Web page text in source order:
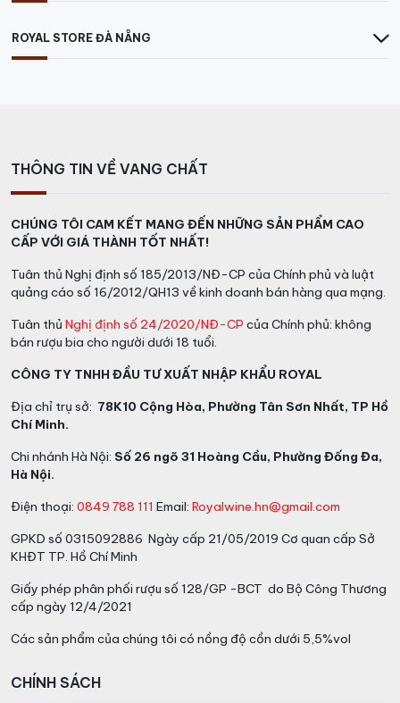
tươi mát hoặc những chai vang đậm đà, phức tạp hơn
với mùi hương của các loại gia vị và gỗ sồi. Bất kể sở
Hơn nữa, với giá thành hợp lý, vang nhập khẩu giá dưới
của mình. Bạn có thể mua nhiều chai vang khác nhau
và thử nghiệm chúng, từ đó tìm ra loại vang mà bạn
thực sự yêu thích mà không cần lo lắng về việc chi phí.
ROYAL STORE ĐÀ NẴNG
THÔNG TIN VỀ VANG CHẤT
CHÚNG TÔI CAM KẾT MANG ĐẾN NHỮNG SẢN PHẨM CAO
CẤP VỚI GIÁ THÀNH TỐT NHẤT!
Tuân thủ Nghị định số 185/2013/NĐ-CP của Chính phủ và luật
quảng cáo số 16/2012/QH13 về kinh doanh bán hàng qua mạng.
Tuân thủ Nghị định số 24/2020/NĐ-CP của Chính phủ: không
bán rượu bia cho người dưới 18 tuổi.
CÔNG TY TNHH ĐẦU TƯ XUẤT NHẬP KHẨU ROYAL
Địa chỉ trụ sở: 78K10 Cộng Hòa, Phường Tân Sơn Nhất, TP Hồ
Chí Minh.
Chi nhánh Hà Nội: Số 26 ngõ 31 Hoàng Cầu, Phường Đống Đa,
Hà Nội.
Điện thoại: 0849 788 111 Email: Royalwine.hn@gmail.com
GPKD số 0315092886 Ngày cấp 21/05/2019 Cơ quan cấp Sở
KHĐT TP. Hồ Chí Minh
Giấy phép phân phối rượu số 128/GP -BCT do Bộ Công Thương
cấp ngày 12/4/2021
Các sản phẩm của chúng tôi có nồng độ cồn dưới 5,5%vol
CHÍNH SÁCH